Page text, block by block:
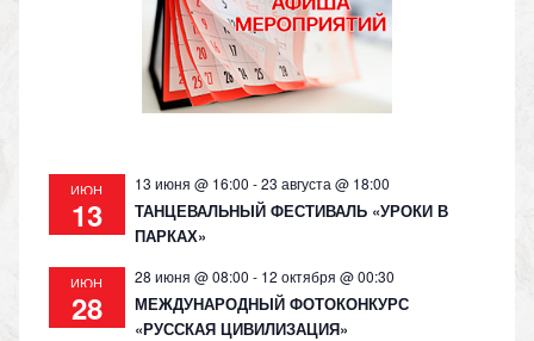
s
ni
ki
p k
ИЮН
13
13 июня @ 16:00 -23 августа @ 18:00
ТАНЦЕВАЛЬНЫЙ ФЕСТИВАЛЬ «УРОКИ В
ПАРКАХ»
ИЮН
28
28 июня @ 08:00 - 12 октября @ 00:30
МЕЖДУНАРОДНЫЙ ФОТОКОНКУРС
«РУССКАЯ ЦИВИЛИЗАЦИЯ»